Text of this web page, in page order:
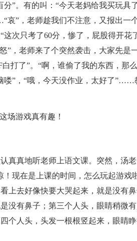
分”。有的叫：“今天老妈给我买玩具
”，老师趁我们不注意，又报出一
这次只考了60分，惨了，屁股得开花
，老师来了个突然袭击，大家先是
白打了”。“啊，谁偷了我的东西，
喽”，“哦，今天没作业，太好了
游戏真有趣！
真地听老师上语文课。突然，汤老
！现在是上课的时间，怎么玩起游戏
上去好像快要大哭起来，就是没有
没有鼻子；第三个人头，眼睛稍微
个人头，头发一根根竖起来，眼睛